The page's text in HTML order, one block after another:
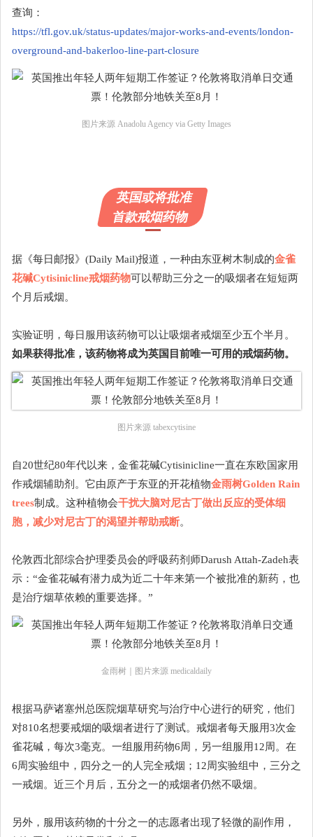
查询：
https://tfl.gov.uk/status-updates/major-works-and-events/london-
overground-and-bakerloo-line-part-closure
图片来源 Anadolu Agency via Getty Images
英国或将批准
首款戒烟药物
据《每日邮报》(Daily Mail)报道，一种由东亚树木制成的金雀
花碱Cytisinicline戒烟药物可以帮助三分之一的吸烟者在短短两
个月后戒烟。
实验证明，每日服用该药物可以让吸烟者戒烟至少五个半月。
如果获得批准，该药物将成为英国目前唯一可用的戒烟药物。
图片来源 tabexcytisine
自20世纪80年代以来，金雀花碱Cytisinicline一直在东欧国家用
作戒烟辅助剂。它由原产于东亚的开花植物金雨树Golden Rain
trees制成。这种植物会干扰大脑对尼古丁做出反应的受体细
胞，减少对尼古丁的渴望并帮助戒断。
伦敦西北部综合护理委员会的呼吸药剂师Darush Attah-Zadeh表
示：“金雀花碱有潜力成为近二十年来第一个被批准的新药，也
是治疗烟草依赖的重要选择。”
金雨树｜图片来源 medicaldaily
根据马萨诸塞州总医院烟草研究与治疗中心进行的研究，他们
对810名想要戒烟的吸烟者进行了测试。戒烟者每天服用3次金
雀花碱，每次3毫克。一组服用药物6周，另一组服用12周。在
6周实验组中，四分之一的人完全戒烟；12周实验组中，三分之
一戒烟。近三个月后，五分之一的戒烟者仍然不吸烟。
另外，服用该药物的十分之一的志愿者出现了轻微的副作用，